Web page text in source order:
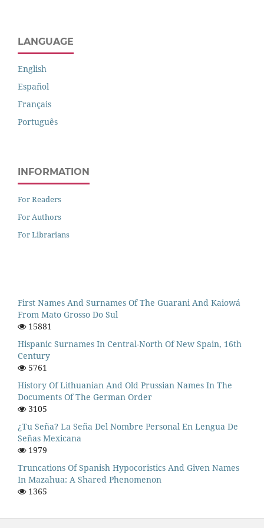
LANGUAGE
English
Español
Français
Português
INFORMATION
For Readers
For Authors
For Librarians
First Names And Surnames Of The Guarani And Kaiowá
From Mato Grosso Do Sul
15881
Hispanic Surnames In Central-North Of New Spain, 16th
Century
5761
History Of Lithuanian And Old Prussian Names In The
Documents Of The German Order
3105
¿Tu Seña? La Seña Del Nombre Personal En Lengua De
Señas Mexicana
1979
Truncations Of Spanish Hypocoristics And Given Names
In Mazahua: A Shared Phenomenon
1365